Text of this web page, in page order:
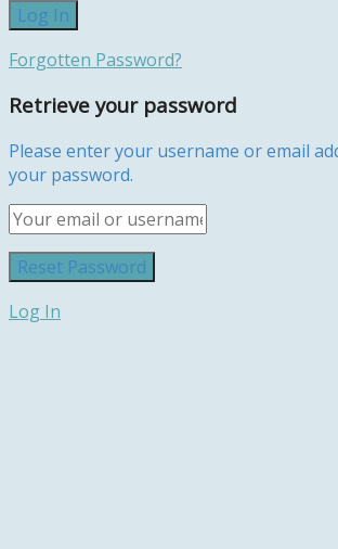
Forgotten Password?
Retrieve your password
Please enter your username or email
your password.
Log In